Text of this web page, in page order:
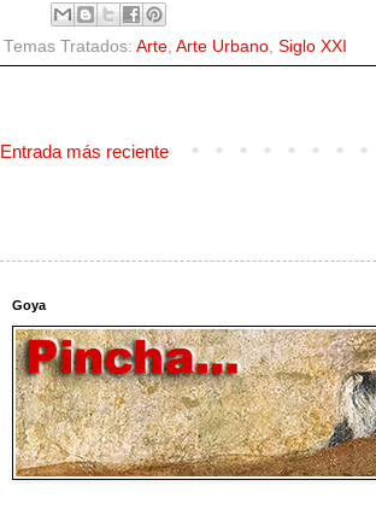
Temas Tratados: Arte, Arte Urbano, Siglo XXI
Entrada más reciente
Goya